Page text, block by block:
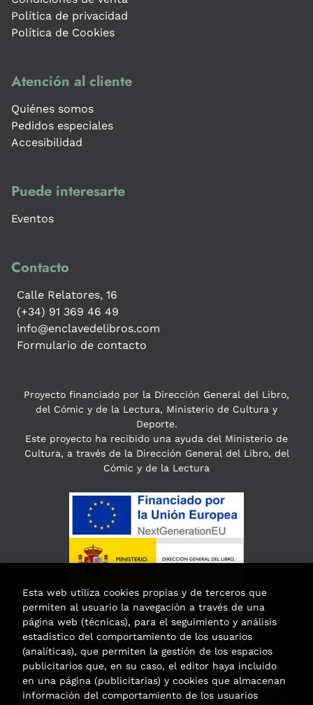
Política de privacidad
Política de Cookies
Atención al cliente
Quiénes somos
Pedidos especiales
Accesibilidad
Puede interesarte
Eventos
Contacto
Calle Relatores, 16
(+34) 91 369 46 49
info@enclavedelibros.com
Formulario de contacto
Proyecto financiado por la Dirección General del Libro,
del Cómic y de la Lectura, Ministerio de Cultura y
Deporte.
Este proyecto ha recibido una ayuda del Ministerio de
Cultura, a través de la Dirección General del Libro, del
Cómic y de la Lectura
Esta actividad ha recibido una ayuda
para la modernización de las librerías de
Esta web utiliza cookies propias y de terceros que
permiten al usuario la navegación a través de una
página web (técnicas), para el seguimiento y análisis
estadístico del comportamiento de los usuarios
(analíticas), que permiten la gestión de los espacios
publicitarios que, en su caso, el editor haya incluido
en una página (publicitarias) y cookies que almacenan
información del comportamiento de los usuarios